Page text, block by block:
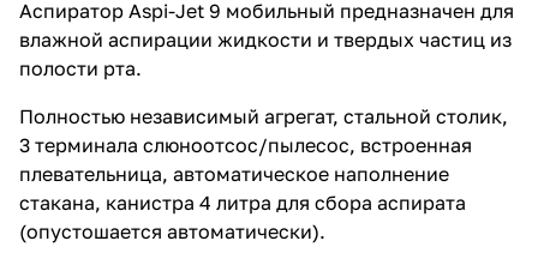
Аспиратор Aspi-Jet 9 мобильный предназначен для
влажной аспирации жидкости и твердых частиц из
полости рта.
Полностью независимый агрегат, стальной столик,
3 терминала слюноотсос/пылесос, встроенная
плевательница, автоматическое наполнение
стакана, канистра 4 литра для сбора аспирата
(опустошается автоматически).